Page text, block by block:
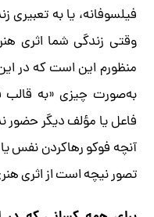
فیلسوفانه، یا به
وقتی زندگی شما اثری
منظورم این است که در
به‌صورت چیزی «به قالب
فاعل یا مؤلف دیگر حضور
آنچه فوکو رهاکردن نفس
تصور نیچه است از اثری